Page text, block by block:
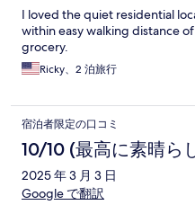
I loved the quiet residential
within easy walking distance
grocery.
Ricky、2 泊旅行
宿泊者限定の口コミ
10/10 (最高に素晴ら
2025 年 3 月 3 日
Google で翻訳